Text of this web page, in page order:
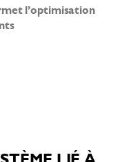
l’optimisation